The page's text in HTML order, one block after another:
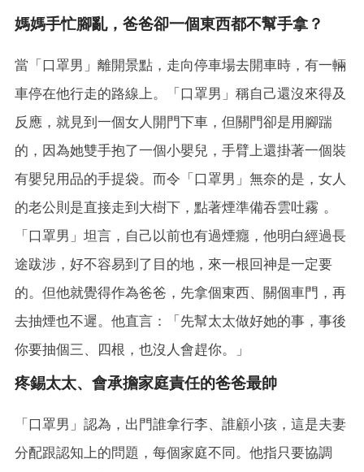
媽媽手忙腳亂，爸爸卻一個東西都不幫手拿？
當「口罩男」離開景點，走向停車場去開車時，有一輛
車停在他行走的路線上。「口罩男」稱自己還沒來得及
反應，就見到一個女人開門下車，但關門卻是用腳踹
的，因為她雙手抱了一個小嬰兒，手臂上還掛著一個裝
有嬰兒用品的手提袋。而令「口罩男」無奈的是，女人
的老公則是直接走到大樹下，點著煙準備吞雲吐霧 。
「口罩男」坦言，自己以前也有過煙癮，他明白經過長
途跋涉，好不容易到了目的地，來一根回神是一定要
的。但他就覺得作為爸爸，先拿個東西、關個車門，再
去抽煙也不遲。他直言：「先幫太太做好她的事，事後
你要抽個三、四根，也沒人會趕你。」
疼錫太太、會承擔家庭責任的爸爸最帥
「口罩男」認為，出門誰拿行李、誰顧小孩，這是夫妻
分配跟認知上的問題，每個家庭不同。他指只要協調